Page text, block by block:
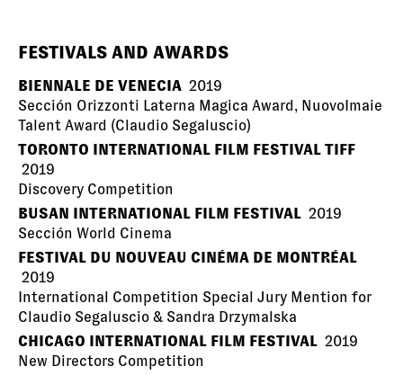
FESTIVALS AND AWARDS
BIENNALE DE VENECIA 2019
Sección Orizzonti Laterna Magica Award, NuovoImaie
Talent Award (Claudio Segaluscio)
TORONTO INTERNATIONAL FILM FESTIVAL TIFF
2019
Discovery Competition
BUSAN INTERNATIONAL FILM FESTIVAL 2019
Sección World Cinema
FESTIVAL DU NOUVEAU CINÉMA DE MONTRÉAL
2019
International Competition Special Jury Mention for
Claudio Segaluscio & Sandra Drzymalska
CHICAGO INTERNATIONAL FILM FESTIVAL 2019
New Directors Competition